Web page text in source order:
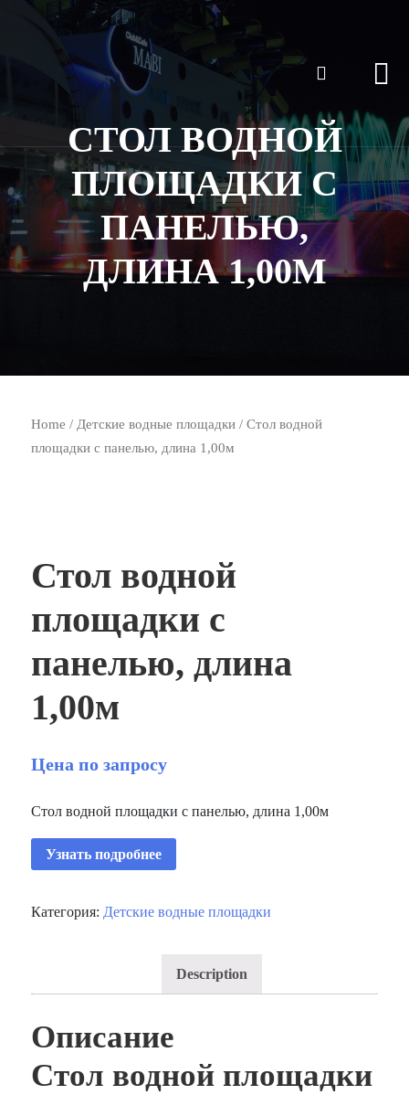
СТОЛ ВОДНОЙ
ПЛОЩАДКИ С
ПАНЕЛЬЮ,
ДЛИНА 1,00М
Home / Детские водные площадки / Стол водной
площадки с панелью, длина 1,00м
Стол водной
площадки с
панелью, длина
1,00м
Цена по запросу
Стол водной площадки с панелью, длина 1,00м
Узнать подробнее
Категория:Детские водные площадки
Description
Описание
Стол водной площадки